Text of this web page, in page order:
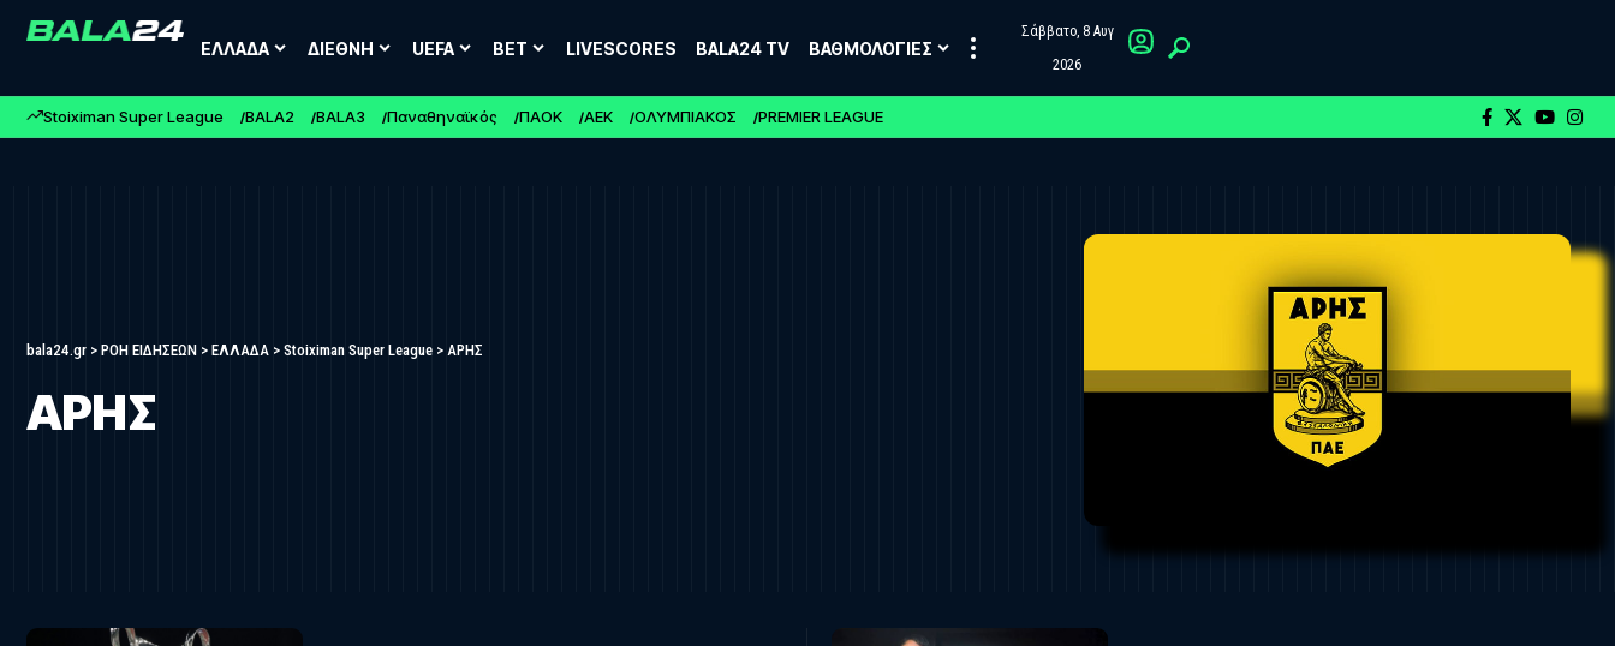
ΕΛΛΑΔΑ ΔΙΕΘΝΗ UEFA BET LIVESCORES BALA24 TV ΒΑΘΜΟΛΟΓΙΕΣ
Σάββατο, 8 Αυγ
2026
Stoiximan Super League BALA2 BALA3 Παναθηναϊκός ΠΑΟΚ ΑΕΚ ΟΛΥΜΠΙΑΚΟΣ PREMIER LEAGUE
bala24.gr > ΡΟΗ ΕΙΔΗΣΕΩΝ > ΕΛΛΑΔΑ > Stoiximan Super League > ΑΡΗΣ
ΑΡΗΣ